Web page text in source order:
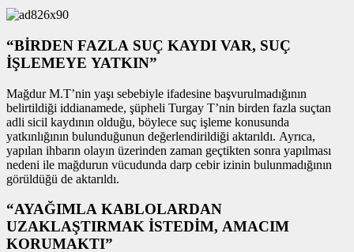
“BİRDEN FAZLA SUÇ KAYDI VAR, SUÇ
İŞLEMEYE YATKIN”
Mağdur M.T’nin yaşı sebebiyle ifadesine başvurulmadığının
belirtildiği iddianamede, şüpheli Turgay T’nin birden fazla suçtan
adli sicil kaydının olduğu, böylece suç işleme konusunda
yatkınlığının bulunduğunun değerlendirildiği aktarıldı. Ayrıca,
yapılan ihbarın olayın üzerinden zaman geçtikten sonra yapılması
nedeni ile mağdurun vücudunda darp cebir izinin bulunmadığının
görüldüğü de aktarıldı.
“AYAĞIMLA KABLOLARDAN
UZAKLAŞTIRMAK İSTEDİM, AMACIM
KORUMAKTI”